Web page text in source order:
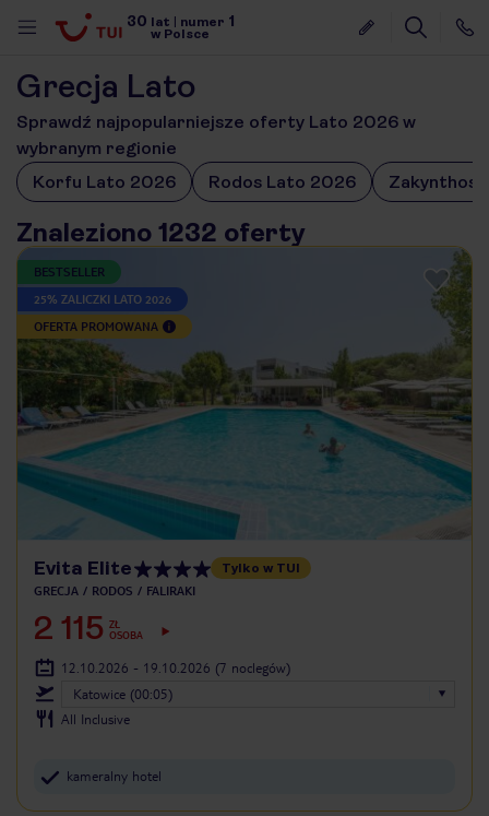
30 lat numer 1
w Polsce
Grecja Lato
Sprawdź najpopularniejsze oferty Lato 2026 w
wybranym regionie
Korfu Lato 2026
Rodos Lato 2026 Zakynthos
Znaleziono 1232 oferty
BESTSELLER
25% ZALICZKI LATO 2026
OFERTA PROMOWANA
Evita Elite Tylko w TUI
GRECJA RODOS FALIRAKI
2 115 ZŁ
OSOBA
12.10.2026 - 19.10.2026 (7 noclegów)
Katowice (00:05)
All Inclusive
kameralny hotel